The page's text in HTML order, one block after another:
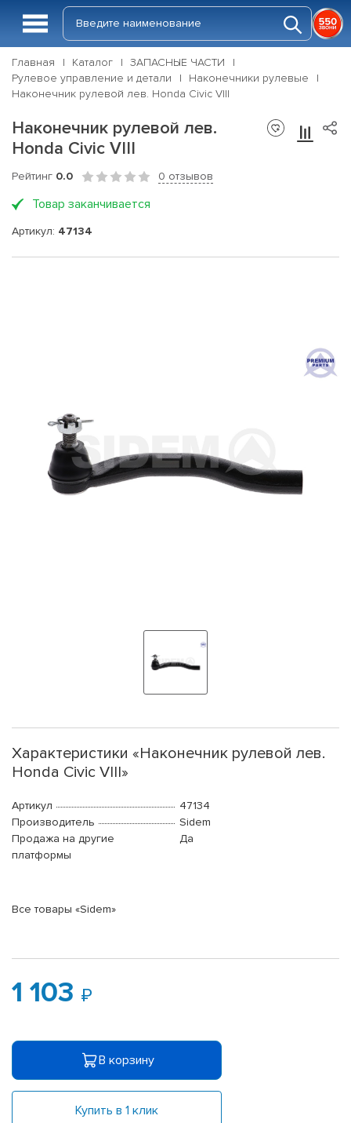
Главная Каталог
ЗАПАСНЫЕ ЧАСТИ
Рулевое управление и детали
Наконечники рулевые
Наконечник рулевой лев. Honda Civic VIII
Наконечник рулевой лев.
Honda Civic VIII
Рейтинг 0.0 0 отзывов
Товар заканчивается
Артикул: 47134
Характеристики «Наконечник рулевой лев.
Honda Civic VIII»
Артикул
47134
Производитель
Sidem
Продажа на другие
платформы
Да
Все товары «Sidem»
1 103
В корзину
Купить в 1 клик